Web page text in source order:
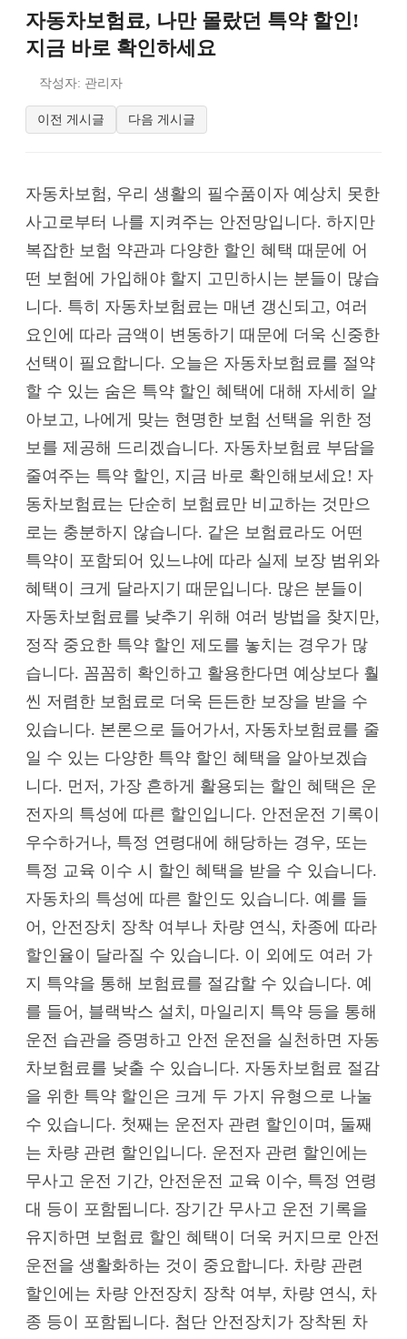
자동차보험료, 나만 몰랐던 특약 할인!
지금 바로 확인하세요
작성자: 관리자
이전 게시글 다음 게시글
자동차보험, 우리 생활의 필수품이자 예상치 못한
사고로부터 나를 지켜주는 안전망입니다. 하지만
복잡한 보험 약관과 다양한 할인 혜택 때문에 어
떤 보험에 가입해야 할지 고민하시는 분들이 많습
니다. 특히 자동차보험료는 매년 갱신되고, 여러
요인에 따라 금액이 변동하기 때문에 더욱 신중한
선택이 필요합니다. 오늘은 자동차보험료를 절약
할 수 있는 숨은 특약 할인 혜택에 대해 자세히 알
아보고, 나에게 맞는 현명한 보험 선택을 위한 정
보를 제공해 드리겠습니다. 자동차보험료 부담을
줄여주는 특약 할인, 지금 바로 확인해보세요! 자
동차보험료는 단순히 보험료만 비교하는 것만으
로는 충분하지 않습니다. 같은 보험료라도 어떤
특약이 포함되어 있느냐에 따라 실제 보장 범위와
혜택이 크게 달라지기 때문입니다. 많은 분들이
자동차보험료를 낮추기 위해 여러 방법을 찾지만,
정작 중요한 특약 할인 제도를 놓치는 경우가 많
습니다. 꼼꼼히 확인하고 활용한다면 예상보다 훨
씬 저렴한 보험료로 더욱 든든한 보장을 받을 수
있습니다. 본론으로 들어가서, 자동차보험료를 줄
일 수 있는 다양한 특약 할인 혜택을 알아보겠습
니다. 먼저, 가장 흔하게 활용되는 할인 혜택은 운
전자의 특성에 따른 할인입니다. 안전운전 기록이
우수하거나, 특정 연령대에 해당하는 경우, 또는
특정 교육 이수 시 할인 혜택을 받을 수 있습니다.
자동차의 특성에 따른 할인도 있습니다. 예를 들
어, 안전장치 장착 여부나 차량 연식, 차종에 따라
할인율이 달라질 수 있습니다. 이 외에도 여러 가
지 특약을 통해 보험료를 절감할 수 있습니다. 예
를 들어, 블랙박스 설치, 마일리지 특약 등을 통해
운전 습관을 증명하고 안전 운전을 실천하면 자동
차보험료를 낮출 수 있습니다. 자동차보험료 절감
을 위한 특약 할인은 크게 두 가지 유형으로 나눌
수 있습니다. 첫째는 운전자 관련 할인이며, 둘째
는 차량 관련 할인입니다. 운전자 관련 할인에는
무사고 운전 기간, 안전운전 교육 이수, 특정 연령
대 등이 포함됩니다. 장기간 무사고 운전 기록을
유지하면 보험료 할인 혜택이 더욱 커지므로 안전
운전을 생활화하는 것이 중요합니다. 차량 관련
할인에는 차량 안전장치 장착 여부, 차량 연식, 차
종 등이 포함됩니다. 첨단 안전장치가 장착된 차